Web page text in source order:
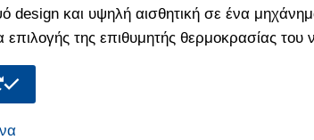
design και υψηλή αισθητική σε ένα
επιλογής της επιθυμητής θερμοκρασίας